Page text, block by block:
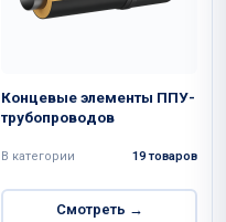
Концевые элементы ППУ-
трубопроводов
В категории 19 товаров
Смотреть →